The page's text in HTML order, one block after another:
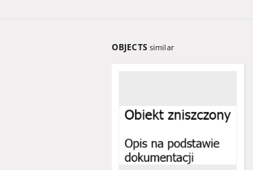
OBJECTS similar